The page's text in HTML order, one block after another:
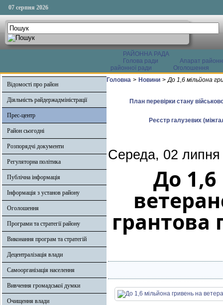
07 серпня 2026
РАЙОННА РАДА
Голова ради
Апарат
районної ради
Оголошення
Відомості про район
Діяльність райдержадміністрації
Прес-центр
Район сьогодні
Розпорядчі документи
Регуляторна політика
Публічна інформація
Інформація з установ району
Оголошення
Програми та стратегії району
Виконання програм та стратегій
Децентралізація влади
Самоорганізація населення
Вивчення громадської думки
Очищення влади
Головна > Новини > До 1,6 мільйона
План перевірки стану
Реєстр галузевих
Середа, 02
До